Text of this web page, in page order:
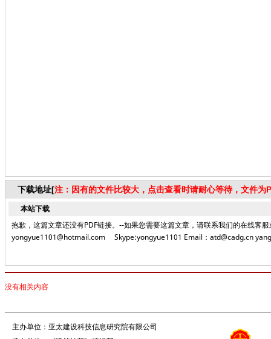
下载地址[注：因有的文件比较大，点击查看时请耐心等待，文件为
本站下载
抱歉，这篇文章还没有PDF链接。--如果您需要这篇文章，请联系我们的在线
yongyue1101@hotmail.com Skype:yongyue1101 Email：atd@cadg.cn
没有相关内容
主办单位：亚太建设科技信息研究院有限公司